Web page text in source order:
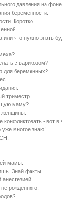
давления на
беременности.
Коротко.
или что нужно знать
с варикозом?
для беременных?
триместр
маму?
женщины.
конфликтовать - вот в
уже многое знаю!
мамы.
Знай факты.
рожденного.